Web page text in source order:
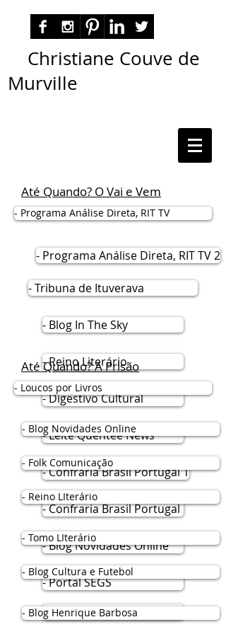
Christiane Couve de
Murville
Até Quando? O Vai e Vem
- Programa Análise Direta, RIT TV
- Programa Análise Direta, RIT TV 2
- Tribuna de Ituverava
- Blog In The Sky
- Reino Literário
- Digestivo Cultural
- Leite Quentee News
- Confraria Brasil Portugal 1
- Confraria Brasil Portugal
- Blog Novidades Online
- Portal SEGS
- Tomo Literário
Até Quando? A Prisão
- Loucos por Livros
- Blog Novidades Online
- Folk Comunicação
- Reino LIterário
- Tomo LIterário
- Blog Cultura e Futebol
- Blog Henrique Barbosa